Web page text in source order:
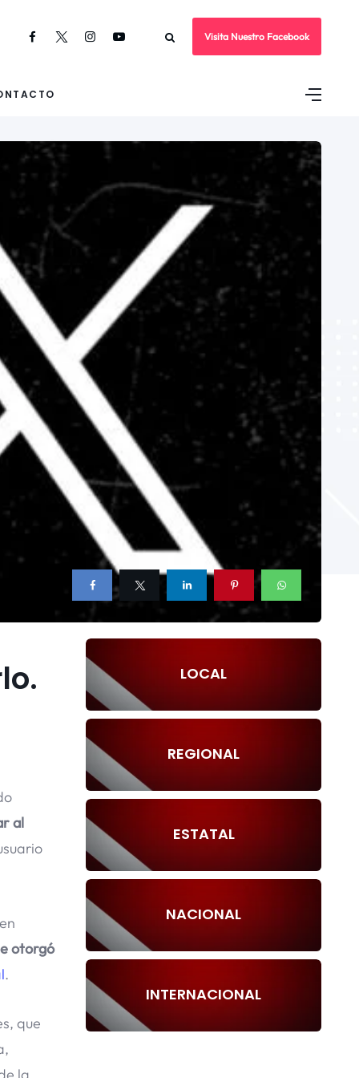
Visita Nuestro Facebook
al
otorgó
.
que
la
LOCAL
REGIONAL
ESTATAL
NACIONAL
INTERNACIONAL